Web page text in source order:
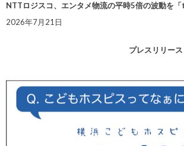
NTTロジスコ、エンタメ物流の平時5倍の波動を
2026年7月21日
プレスリリー